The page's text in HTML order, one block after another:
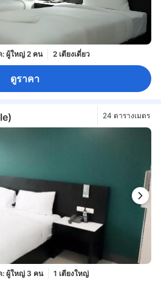
: ผู้ใหญ่ 2 คน 2 เตียงเดี่ยว
ดูราคา
24 ตารางเมตร
: ผู้ใหญ่ 3 คน
1 เตียงใหญ่